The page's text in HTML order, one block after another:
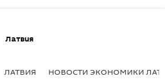
Латвия
ЛАТВИЯ НОВОСТИ ЭКОНОМИКИ